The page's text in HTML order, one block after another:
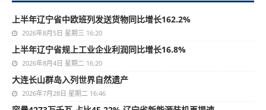
上半年辽宁省中欧班列发送货物同比增长162.2%
2026年8月5日 星期三 16:20
上半年辽宁省规上工业企业利润同比增长16.8%
2026年8月4日 星期二 16:20
大连长山群岛入列世界自然遗产
2026年7月28日 星期二 16:46